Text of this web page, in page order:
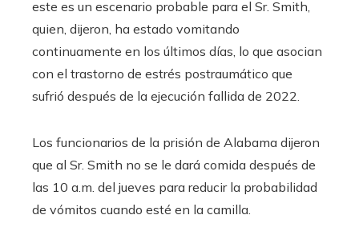
este es un escenario probable para el Sr. Smith,
quien, dijeron, ha estado vomitando
continuamente en los últimos días, lo que asocian
con el trastorno de estrés postraumático que
sufrió después de la ejecución fallida de 2022.
Los funcionarios de la prisión de Alabama dijeron
que al Sr. Smith no se le dará comida después de
las 10 a.m. del jueves para reducir la probabilidad
de vómitos cuando esté en la camilla.